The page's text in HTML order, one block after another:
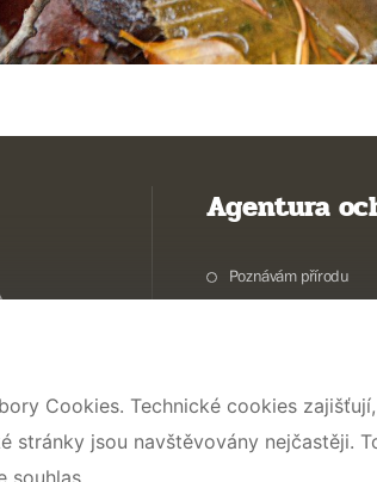
Agentura
Poznávám přírodu
Dokumentujeme
O nás
Cookies. Technické cookies
jsou navštěvovány nejčastěji.